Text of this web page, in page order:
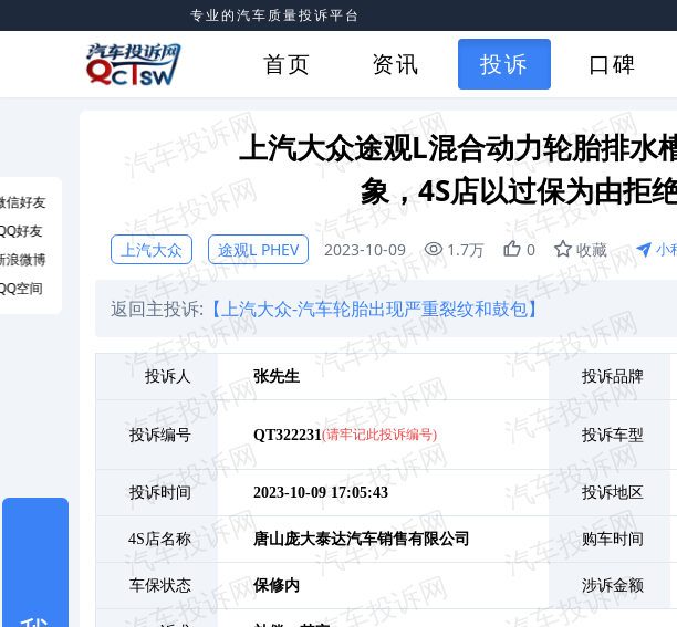
专业的汽车质量投诉平台
首页 资讯 投诉 口碑
上汽大众途观L混合动力轮胎排水
象，4S店以过保为由拒
上汽大众 途观L PHEV 2023-10-09 1.7万 0 收藏 小
返回主投诉: 【上汽大众-汽车轮胎出现严重裂纹和鼓包】
投诉人 张先生 投诉品牌
投诉编号 QT322231(请牢记此投诉编号) 投诉车型
投诉时间 2023-10-09 17:05:43 投诉地区
4S店名称 唐山庞大泰达汽车销售有限公司 购车时间
车保状态 保修内 涉诉金额
信好友
好友
浪微博
空间